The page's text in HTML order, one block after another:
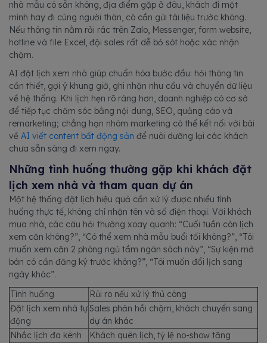
nhà mẫu có sẵn không, địa điểm gặp ở đâu, khách đi một
mình hay đi cùng người thân, có cần gửi tài liệu trước không.
Nếu thông tin nằm rải rác trên Zalo, Messenger, form website,
hotline và file Excel, đội sales rất dễ bỏ sót hoặc xác nhận
chậm.
AI đặt lịch xem nhà giúp chuẩn hóa bước đầu: hỏi thông tin
cần thiết, gợi ý khung giờ, ghi nhận nhu cầu và chuyển dữ liệu
về hệ thống. Khi lịch hẹn rõ ràng hơn, doanh nghiệp có cơ sở
để tiếp tục chăm sóc bằng nội dung, SEO, quảng cáo và
remarketing; chẳng hạn nhóm marketing có thể kết nối với bài
về AI viết content bất động sản để nuôi dưỡng lại các khách
chưa sẵn sàng đi xem ngay.
Những tình huống thường gặp khi khách đặt
lịch xem nhà và tham quan dự án
Một hệ thống đặt lịch hiệu quả cần xử lý được nhiều tình
huống thực tế, không chỉ nhận tên và số điện thoại. Với khách
mua nhà, các câu hỏi thường xoay quanh: “Cuối tuần còn lịch
xem căn không?”, “Có thể xem nhà mẫu buổi tối không?”, “Tôi
muốn xem căn 2 phòng ngủ tầm ngân sách này”, “Sự kiện mở
bán có cần đăng ký trước không?”, “Tôi muốn đổi lịch sang
ngày khác”.
Tình huống
Rủi ro nếu xử lý thủ công
Đặt lịch xem nhà tự
động
Sales phản hồi chậm, khách chuyển sang
dự án khác
Nhắc lịch đa kênh
Khách quên lịch, tỷ lệ no-show tăng